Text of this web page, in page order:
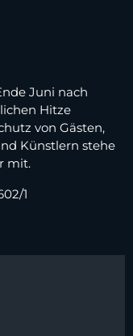
Juni nach
Hitze
von Gästen,
Künstlern stehe
mit.
1